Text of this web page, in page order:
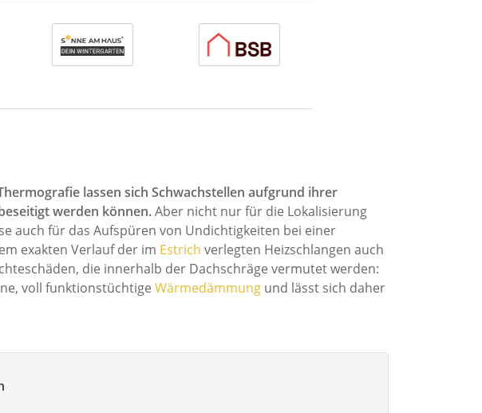
lassen sich Schwachstellen aufgrund ihrer
werden können.Aber nicht nur für die Lokalisierung
auch für das Aufspüren von Undichtigkeiten bei einer
exakten Verlauf der im Estrich verlegten Heizschlangen auch
die innerhalb der Dachschräge vermutet werden:
voll funktionstüchtige Wärmedämmung und lässt sich daher